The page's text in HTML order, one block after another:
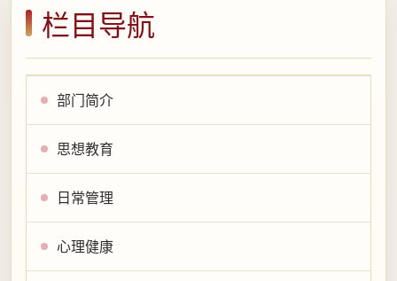
栏目导航
部门简介
思想教育
日常管理
心理健康